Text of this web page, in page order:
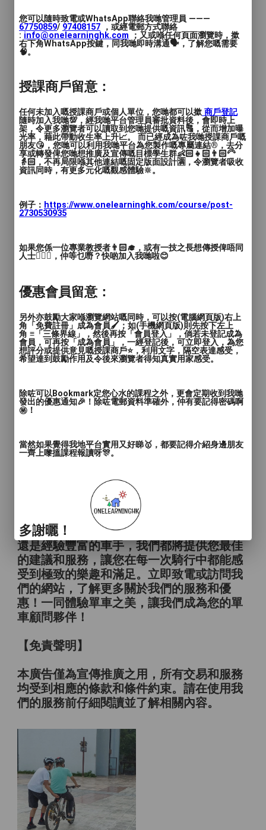
4. 騎行活動和培訓：我們定期舉辦各種騎行
活動和培訓課程，讓您有機會結識其他單車
愛好者，共同分享騎行的樂趣和經驗。我們
幫助您提升騎行水平。
【為何選擇我們】
1. 專業知識：我們的單車顧問團隊具有豐富
的專業知識和經驗，他們將以專業的態度和
熱情為您提供最佳的建議和服務。
2. 個人化關注：我們重視每一位客戶的需
求，並致力於提供個人化的關注和解決方
而實現更好的騎行體驗。
作，確保您獲得品質卓越的單車和配件。我
們的產品選擇皆經過嚴格的品質保證，讓您
放心選購。
4. 全方位服務：我們提供從單車選購到技術
支援的全方位服務，讓您在騎行過程中無後
的樂趣，而不必煩惱其他問題。
5. 社群聚焦：我們鼓勵騎行社群的發展，舉
識其他單車愛好者，建立交流和分享的平
台。
現在就聯絡我們的專業單車顧問團隊，為您
的騎行之旅注入新的高度！無論您是初學者
還是經驗豐富的車手，我們都將提供您最佳
的建議和服務，讓您在每一次騎行中都能感
受到極致的樂趣和滿足。立即致電或訪問我
們的網站，了解更多關於我們的服務和優
惠！一同體驗單車之美，讓我們成為您的單
車顧問夥伴！
【免責聲明】
本廣告僅為宣傳推廣之用，所有交易和服務
均受到相應的條款和條件約束。請在使用我
們的服務前仔細閱讀並了解相關內容。
您可以隨時致電或WhatsApp聯絡我哋管理員 ———
67750859/ 97408157 ，或經電郵方式聯絡
: info@onelearninghk.com ；又或喺任何頁面瀏覽時，撳
右下角WhatsApp按鍵，同我哋即時溝通🗣️，了解您嘅需要
🧠。
授課商戶留意：
任何未加入嘅授課商戶或個人單位，您哋都可以撳 商戶登記
隨時加入我哋💯，經我哋平台管理員審批資料後，會即時上
架，令更多瀏覽者可以讀取到您哋提供嘅資訊🔠，從而增加曝
光率，藉此帶動收生率上升📈。 而已經成為咗我哋授課商戶嘅
朋友😘，您哋可以利用我哋平台為您製作嘅專屬連結®️，去分
享或轉發俾您哋想推廣及宣傳嘅目標學生群👶🏻👧🏻👨🏻‍🦳
👵🏻，不再局限喺其他連結嘅固定版面設計🈵，令瀏覽者吸收
資訊同時，有更多元化嘅觀感體驗🔆。
例子： https://www.onelearninghk.com/course/post-
2730530935
如果您係一位專業教授者👨🏻‍🎓，或有一技之長想傳授俾唔同
人士🙋🏻‍♂️，仲等乜嘢？快啲加入我哋啦😊
優惠會員留意：
另外亦鼓勵大家喺瀏覽網站嘅同時，可以按(電腦網頁版)右上
角「免費註冊」成為會員🖌️；如(手機網頁版)則先按下左上
角 ≡「三條界線」，然後再按「會員登入」，倘若未登記成為
會員，可再按「成為會員」，一經登記後，可立即登入，為您
想評分或提供意見嘅授課商戶⭐️，利用文字，隔空表達感受，
希望達到鼓勵作用及令後來瀏覽者得知真實用家感受。
除咗可以Bookmark定您心水的課程之外，更會定期收到我哋
發出的優惠通知🎉！除咗電郵資料準確外，仲有要記得密碼啊
㊙️！
當然如果覺得我地平台實用又好睇🥇，都要記得介紹身邊朋友
一齊上嚟搵課程報讀呀🎊。
多謝曬！